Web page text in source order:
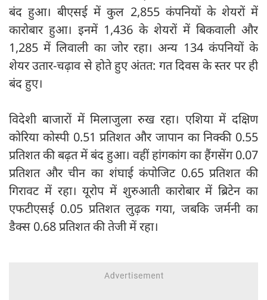
बंद हुआ। बीएसई में कुल 2,855 कंपनियों के शेयरों में
कारोबार हुआ। इनमें 1,436 के शेयरों में बिकवाली और
1,285 में लिवाली का जोर रहा। अन्य 134 कंपनियों के
शेयर उतार-चढ़ाव से होते हुए अंतत: गत दिवस के स्तर पर ही
बंद हुए।
विदेशी बाजारों में मिलाजुला रुख रहा। एशिया में दक्षिण
कोरिया कोस्पी 0.51 प्रतिशत और जापान का निक्की 0.55
प्रतिशत की बढ़त में बंद हुआ। वहीं हांगकांग का हैंगसेंग 0.07
प्रतिशत और चीन का शंघाई कंपोजिट 0.65 प्रतिशत की
गिरावट में रहा। यूरोप में शुरुआती कारोबार में ब्रिटेन का
एफटीएसई 0.05 प्रतिशत लुढ़क गया, जबकि जर्मनी का
डैक्स 0.68 प्रतिशत की तेजी में रहा।